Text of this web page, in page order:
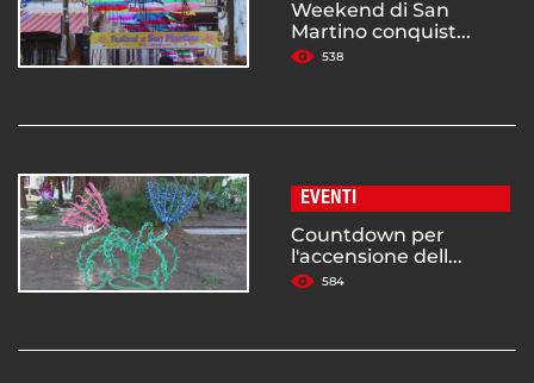
Weekend di San
Martino conquist...
538
EVENTI
Countdown per
l'accensione dell...
584